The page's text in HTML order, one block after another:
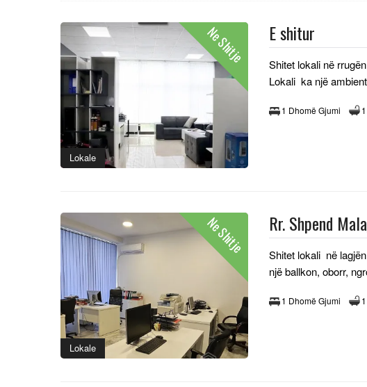
Lokale
Ne Shitje E shitur
Shitet lokali në
Lokali ka një
1 Dhomë Gjumi
Lokale
Ne Shitje Rr. Shpend
Shitet lokali në
një ballkon, oborr,
1 Dhomë Gjumi